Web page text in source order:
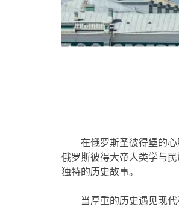
在俄罗斯圣彼得堡的
俄罗斯彼得大帝人类学与
独特的历史故事。
当厚重的历史遇见现